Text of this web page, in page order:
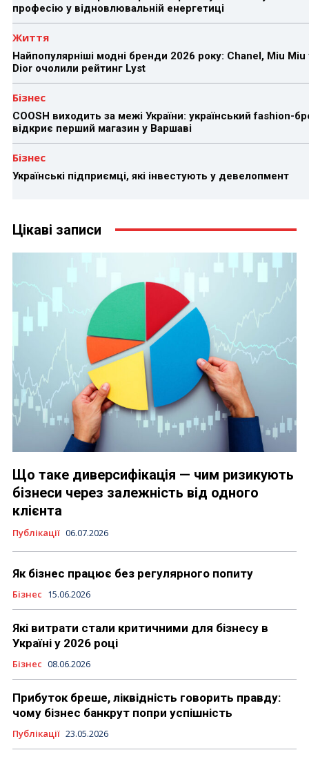
професію у відновлювальній енергетиці
Життя
Найпопулярніші модні бренди 2026 року: Chanel, Miu Miu
Dior очолили рейтинг Lyst
Бізнес
COOSH виходить за межі України: український fashion-
відкриє перший магазин у Варшаві
Бізнес
Українські підприємці, які інвестують у девелопмент
Цікаві записи
Що таке диверсифікація — чим ризикують
бізнеси через залежність від одного
клієнта
Публікації 06.07.2026
Як бізнес працює без регулярного попиту
Бізнес 15.06.2026
Які витрати стали критичними для бізнесу в
Україні у 2026 році
Бізнес 08.06.2026
Прибуток бреше, ліквідність говорить правду:
чому бізнес банкрут попри успішність
Публікації 23.05.2026